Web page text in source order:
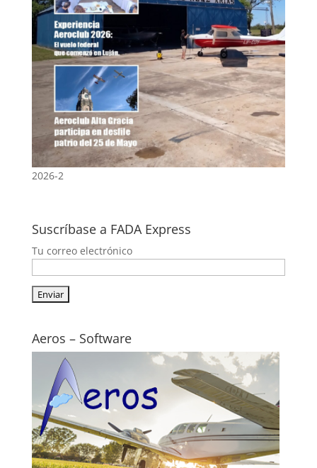
2026-2
Suscríbase a FADA Express
Tu correo electrónico
Aeros – Software